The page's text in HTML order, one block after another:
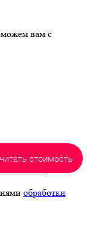
вам с
обработки
стоимость